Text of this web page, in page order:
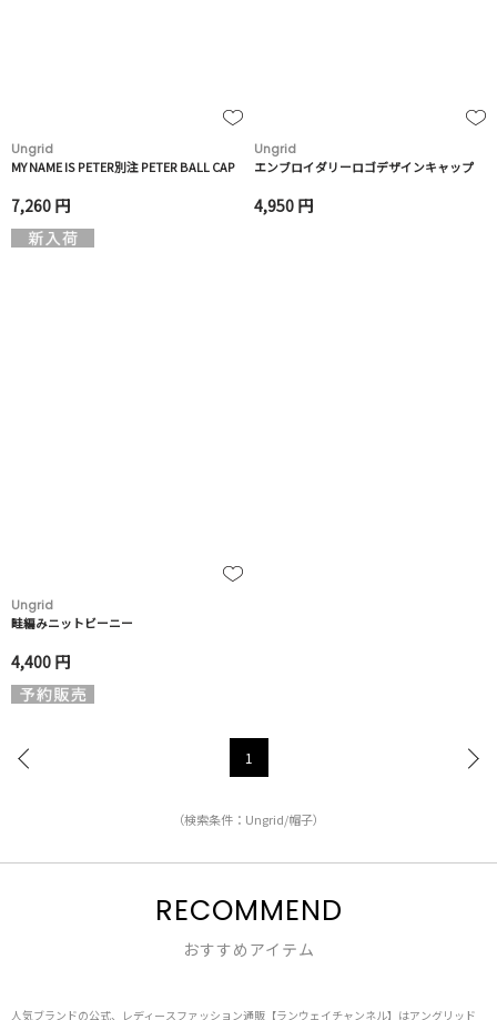
Ungrid
MY NAME IS PETER別注 PETER BALL CAP
7,260 円
Ungrid
エンブロイダリーロゴデザインキャップ
4,950 円
Ungrid
畦編みニットビーニー
4,400 円
1
（検索条件：Ungrid/帽子）
RECOMMEND
おすすめアイテム
人気ブランドの公式、レディースファッション通販【ランウェイチャンネル】はアングリッド